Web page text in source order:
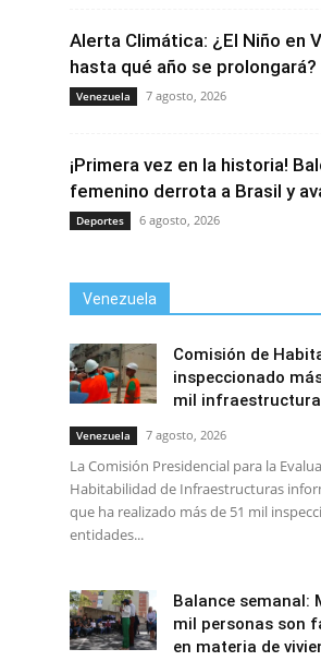
Alerta Climática: ¿El Niño en
hasta qué año se prolongará?
Venezuela 7 agosto, 2026
¡Primera vez en la historia!
femenino derrota a Brasil y
Deportes 6 agosto, 2026
Venezuela
Comisión de
inspeccionado
mil
Venezuela 7 agosto, 2026
La Comisión Presidencial para la
Habitabilidad de Infraestructuras
que ha realizado más de 51 mil
entidades...
Balance semanal:
mil personas son
en materia de